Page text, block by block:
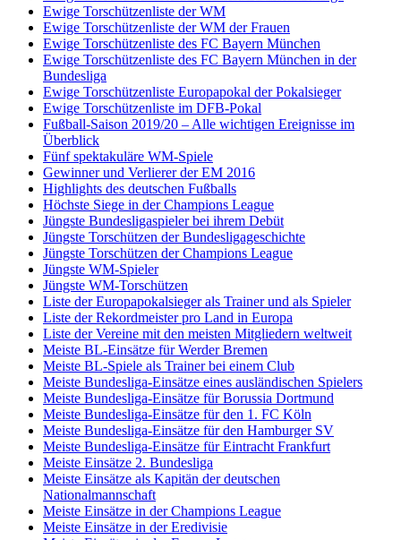
Ewige Torschützenliste der WM
Ewige Torschützenliste der WM der Frauen
Ewige Torschützenliste des FC Bayern München
Ewige Torschützenliste des FC Bayern München in der
Bundesliga
Ewige Torschützenliste Europapokal der Pokalsieger
Ewige Torschützenliste im DFB-Pokal
Fußball-Saison 2019/20 – Alle wichtigen Ereignisse im
Überblick
Fünf spektakuläre WM-Spiele
Gewinner und Verlierer der EM 2016
Highlights des deutschen Fußballs
Höchste Siege in der Champions League
Jüngste Bundesligaspieler bei ihrem Debüt
Jüngste Torschützen der Bundesligageschichte
Jüngste Torschützen der Champions League
Jüngste WM-Spieler
Jüngste WM-Torschützen
Liste der Europapokalsieger als Trainer und als Spieler
Liste der Rekordmeister pro Land in Europa
Liste der Vereine mit den meisten Mitgliedern weltweit
Meiste BL-Einsätze für Werder Bremen
Meiste BL-Spiele als Trainer bei einem Club
Meiste Bundesliga-Einsätze eines ausländischen Spielers
Meiste Bundesliga-Einsätze für Borussia Dortmund
Meiste Bundesliga-Einsätze für den 1. FC Köln
Meiste Bundesliga-Einsätze für den Hamburger SV
Meiste Bundesliga-Einsätze für Eintracht Frankfurt
Meiste Einsätze 2. Bundesliga
Meiste Einsätze als Kapitän der deutschen
Nationalmannschaft
Meiste Einsätze in der Champions League
Meiste Einsätze in der Eredivisie